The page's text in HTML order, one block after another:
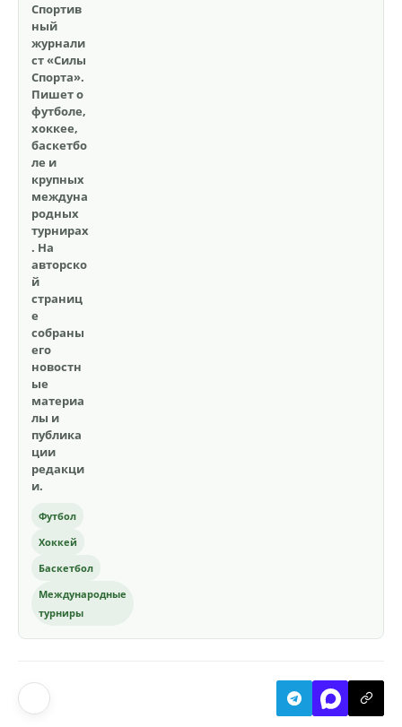
Спортив
ный
журнали
ст «Силы
Спорта».
Пишет о
футболе,
хоккее,
баскетбо
ле и
крупных
междуна
родных
турнирах
. На
авторско
й
страниц
е
собраны
его
новостн
ые
материа
лы и
публика
ции
редакци
и.
Футбол
Хоккей
Баскетбол
Международные
турниры